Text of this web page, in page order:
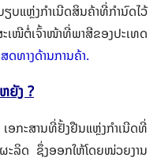
ບແຫຼ່ງກຳເນີດສິນຄ້າທີ່ກຳນົດໄວ້
ເໜີຕໍ່ເຈົ້າໜ້າທີ່ພາສີຂອງປະເທດ
ທາງດ້ານການຄ້າ.
ຍັງ ?
ກະສານທີ່ຢັ້ງຢືນແຫຼ່ງກຳເນີດທີ່
ະລິດ ຊຶ່ງອອກໃຫ້ໂດຍໜ່ວຍງານ